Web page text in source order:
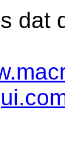
dat